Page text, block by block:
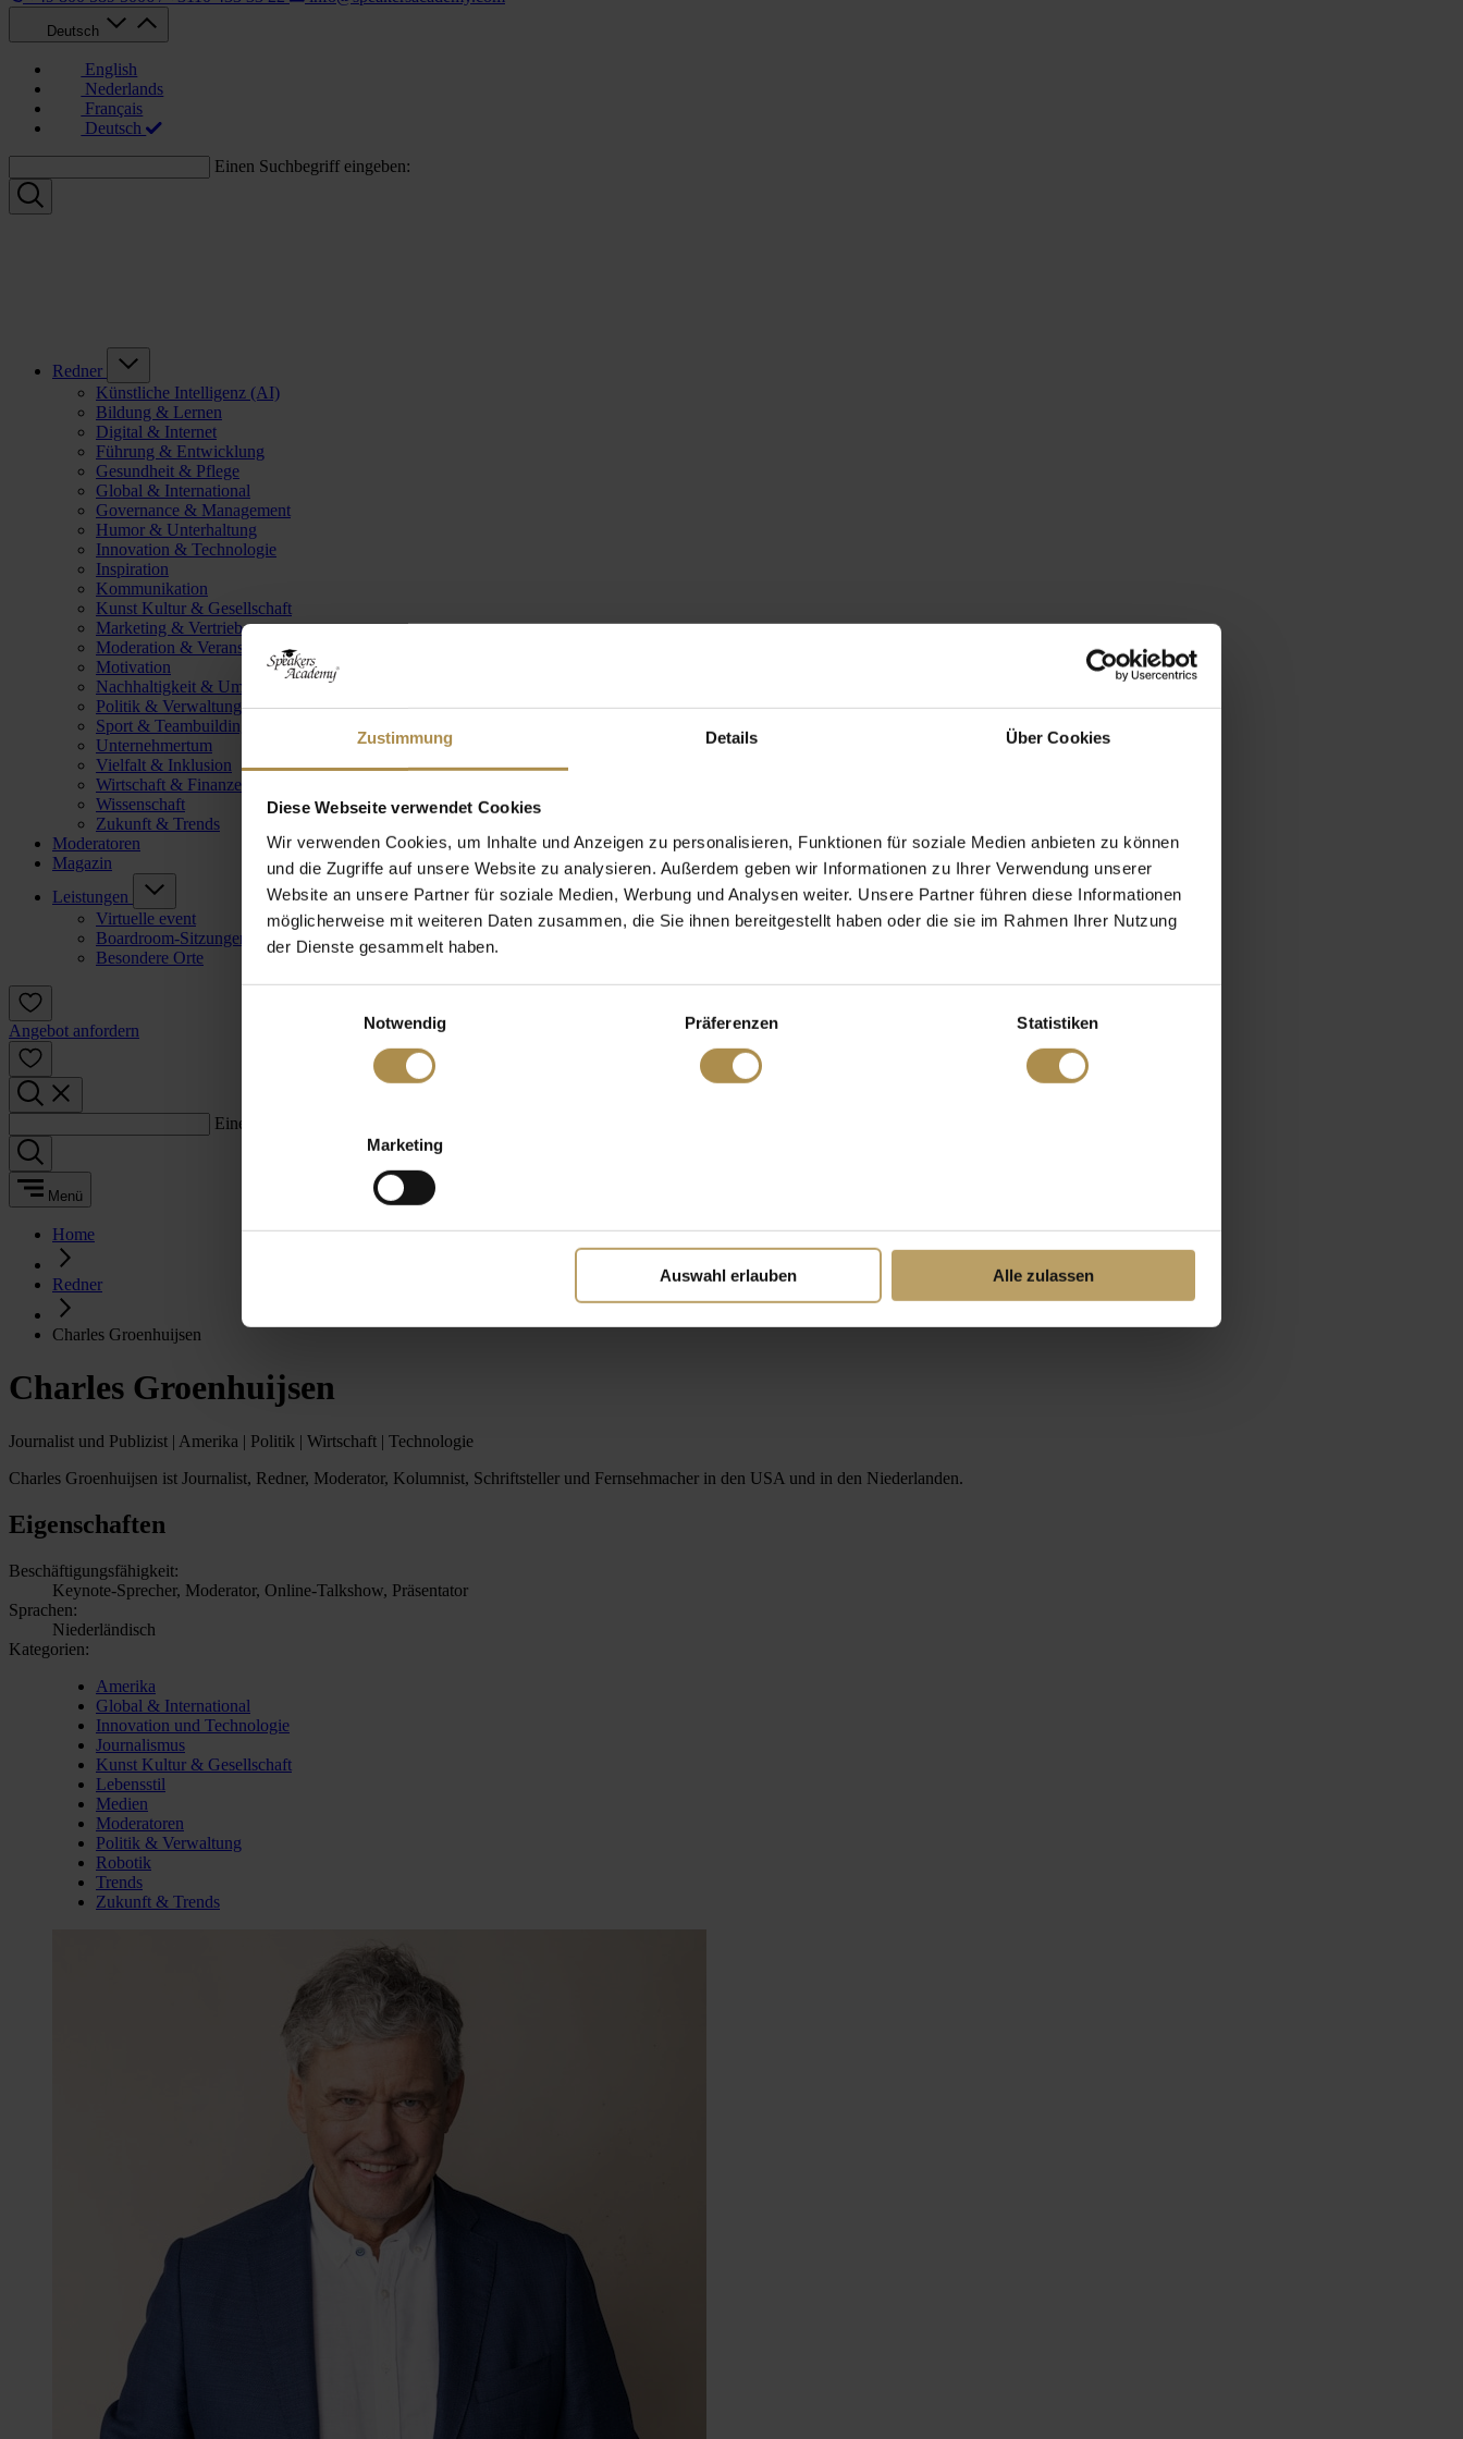
Zustimmung Details Über Cookies
Diese Webseite verwendet Cookies
Wir verwenden Cookies, um Inhalte und Anzeigen zu personalisieren, Funktionen für soziale Medien anbieten zu können
und die Zugriffe auf unsere Website zu analysieren. Außerdem geben wir Informationen zu Ihrer Verwendung unserer
Website an unsere Partner für soziale Medien, Werbung und Analysen weiter. Unsere Partner führen diese Informationen
möglicherweise mit weiteren Daten zusammen, die Sie ihnen bereitgestellt haben oder die sie im Rahmen Ihrer Nutzung
der Dienste gesammelt haben.
Notwendig
Präferenzen Statistiken
Marketing
Auswahl erlauben Alle zulassen
Deutsch
English
Nederlands
Français
Deutsch
Einen Suchbegriff eingeben:
Redner
Künstliche Intelligenz (AI)
Bildung & Lernen
Digital & Internet
Führung & Entwicklung
Gesundheit & Pflege
Global & International
Governance & Management
Humor & Unterhaltung
Innovation & Technologie
Inspiration
Kommunikation
Kunst Kultur & Gesellschaft
Marketing & Vertrieb
Moderation & Veranstaltungsleitung
Motivation
Nachhaltigkeit & Umwelt
Politik & Verwaltung
Sport & Teambuilding
Unternehmertum
Vielfalt & Inklusion
Wirtschaft & Finanzen
Wissenschaft
Zukunft & Trends
Moderatoren
Magazin
Leistungen
Virtuelle event
Boardroom-Sitzungen
Besondere Orte
Angebot anfordern
Einen Suchbegriff eingeben:
Menü
Home
Redner
Charles Groenhuijsen
Charles Groenhuijsen
Journalist und Publizist | Amerika | Politik | Wirtschaft | Technologie
Charles Groenhuijsen ist Journalist, Redner, Moderator, Kolumnist, Schriftsteller und Fernsehmacher in den USA und in den Niederlanden.
Eigenschaften
Beschäftigungsfähigkeit:
Keynote-Sprecher, Moderator, Online-Talkshow, Präsentator
Sprachen:
Niederländisch
Kategorien:
Amerika
Global & International
Innovation und Technologie
Journalismus
Kunst Kultur & Gesellschaft
Lebensstil
Medien
Moderatoren
Politik & Verwaltung
Robotik
Trends
Zukunft & Trends